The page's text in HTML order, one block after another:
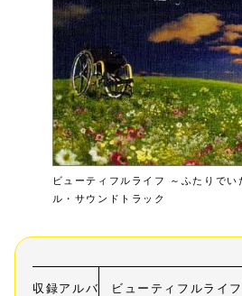
ビューティフルライフ ～ふたりで
ル・サウンドトラック
収録アルバ
ビューティフルライ